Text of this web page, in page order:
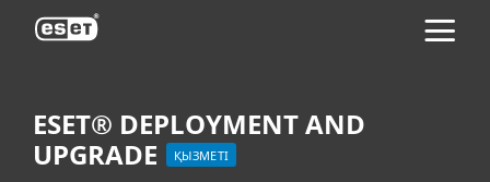
ESET® DEPLOYMENT AND
UPGRADE
ҚЫЗМЕТІ
ESET